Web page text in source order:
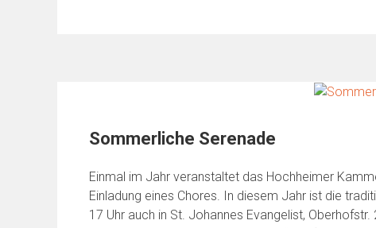
Sommerliche Serenade
Einmal im Jahr veranstaltet das Hochheimer
Einladung eines Chores. In diesem Jahr ist die
17 Uhr auch in St. Johannes Evangelist,